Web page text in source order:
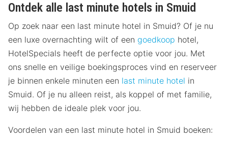
Ontdek alle last minute hotels in Smuid
Op zoek naar een last minute hotel in Smuid? Of je nu
een luxe overnachting wilt of een goedkoop hotel,
HotelSpecials heeft de perfecte optie voor jou. Met
ons snelle en veilige boekingsproces vind en reserveer
je binnen enkele minuten een last minute hotel in
Smuid. Of je nu alleen reist, als koppel of met familie,
wij hebben de ideale plek voor jou.
Voordelen van een last minute hotel in Smuid boeken: